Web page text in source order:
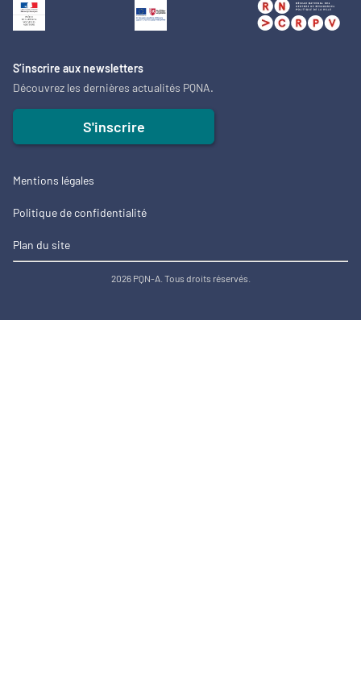
S’inscrire aux newsletters
Découvrez les dernières actualités PQNA.
S'inscrire
Mentions légales
Politique de confidentialité
Plan du site
2026 PQN-A. Tous droits réservés.